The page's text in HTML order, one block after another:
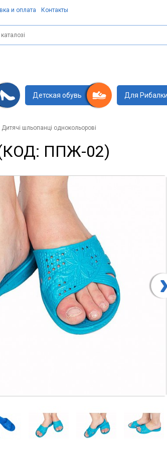
и оплата Контакты
Детская обувь Для Рибалки
Дитячі шльопанці однокольорові
(КОД: ППЖ-02)